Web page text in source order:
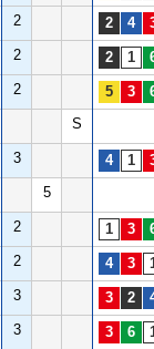
2
2
2
S
3
5
2
2
3
3